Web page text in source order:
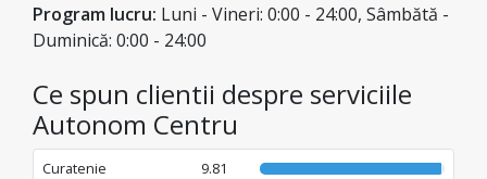
Program lucru: Luni - Vineri: 0:00 - 24:00, Sâmbătă -
Duminică: 0:00 - 24:00
Ce spun clientii despre serviciile
Autonom Centru
Curatenie
9.81